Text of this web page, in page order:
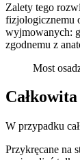
Zalety tego
fizjologicznemu
wyjmowanych:
zgodnemu z
Most
W przypadku
Przykręcane na